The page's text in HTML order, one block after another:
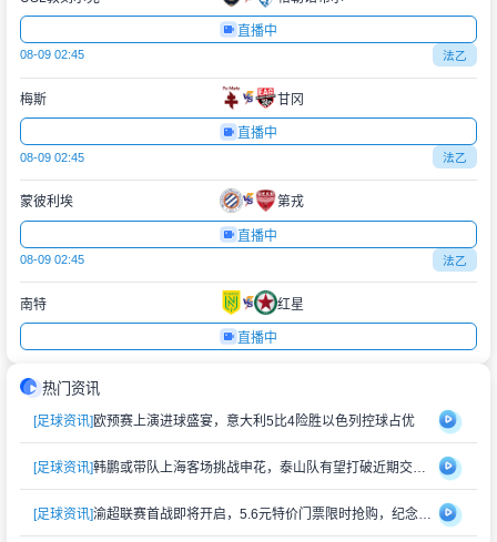
直播中
08-09 02:45 法乙
梅斯 甘冈
直播中
08-09 02:45 法乙
蒙彼利埃 第戎
直播中
08-09 02:45 法乙
南特 红星
直播中
热门资讯
[足球资讯]欧预赛上演进球盛宴，意大利5比4险胜以色列控球占优
[足球资讯]
[足球资讯] 渝超联赛首战即将开启，5.6元特价门票限时抢购，纪念礼品同步赠送